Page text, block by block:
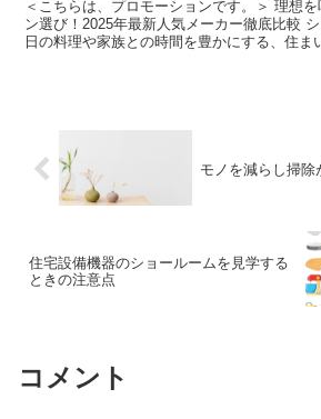
＜こちらは、プロモーションです。＞ 理想
ン選び！2025年最新人気メーカー徹底比較
日の料理や家族との時間を豊かにする、住ま
モノを減らし掃除
住宅設備機器のショールームを見学する
ときの注意点
コメント